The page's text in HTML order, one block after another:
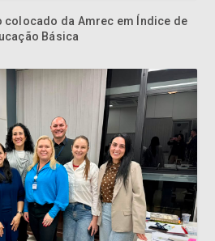
colocado da Amrec em Índice de
Básica